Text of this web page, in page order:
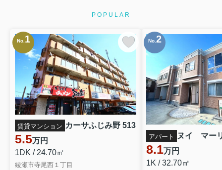
POPULAR
No. 1
賃貸マンション カーサふじみ野 513
5.5万円
1DK / 24.70㎡
綾瀬市寺尾西１丁目
No. 2
アパート ヌイ マー
8.1万円
1K / 32.70㎡